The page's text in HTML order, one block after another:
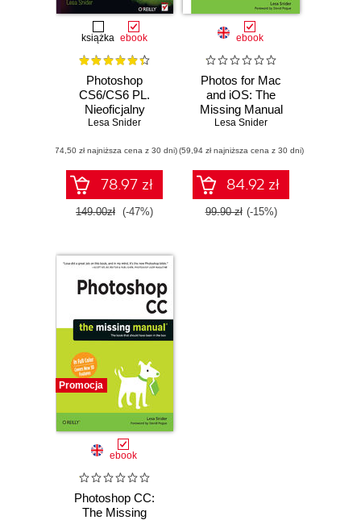
książka ebook
Photoshop
CS6/CS6 PL.
Nieoficjalny
podręcznik
Lesa Snider
(74,50 zł najniższa cena z 30 dni)
78.97 zł
149.00zł (-47%)
ebook
Photos for Mac
and iOS: The
Missing Manual
Lesa Snider
(59,94 zł najniższa cena z 30 dni)
84.92 zł
99.90 zł (-15%)
Promocja
ebook
Photoshop CC:
The Missing